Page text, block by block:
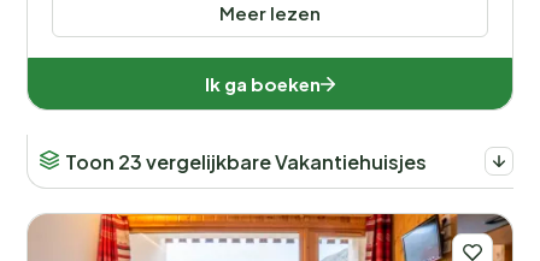
Meer lezen
Ik ga boeken
Toon 23 vergelijkbare Vakantiehuisjes